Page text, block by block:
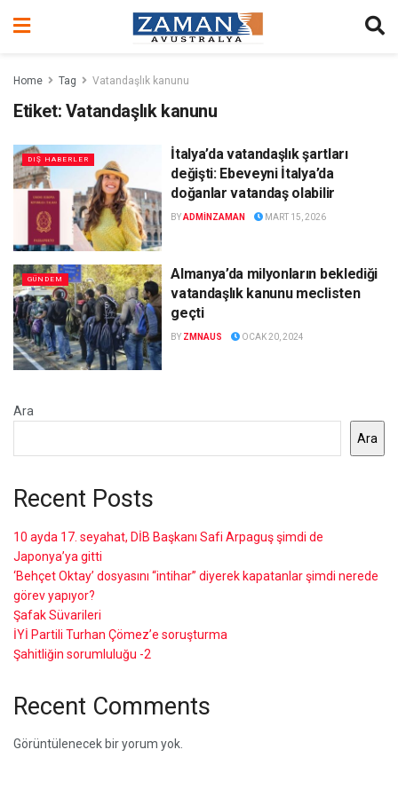
Home Tag Vatandaşlık kanunu
Etiket: Vatandaşlık kanunu
DIŞ HABERLER
İtalya’da vatandaşlık şartları
değişti: Ebeveyni İtalya’da
doğanlar vatandaş olabilir
BYADMINZAMAN MART 15, 2026
GÜNDEM
Almanya’da milyonların beklediği
vatandaşlık kanunu meclisten
geçti
BY ZMNAUS OCAK 20, 2024
Ara
Ara
Recent Posts
10 ayda 17. seyahat, DİB Başkanı Safi Arpaguş şimdi de
Japonya’ya gitti
‘Behçet Oktay’ dosyasını “intihar” diyerek kapatanlar şimdi nerede
görev yapıyor?
Şafak Süvarileri
İYİ Partili Turhan Çömez’e soruşturma
Şahitliğin sorumluluğu -2
Recent Comments
Görüntülenecek bir yorum yok.